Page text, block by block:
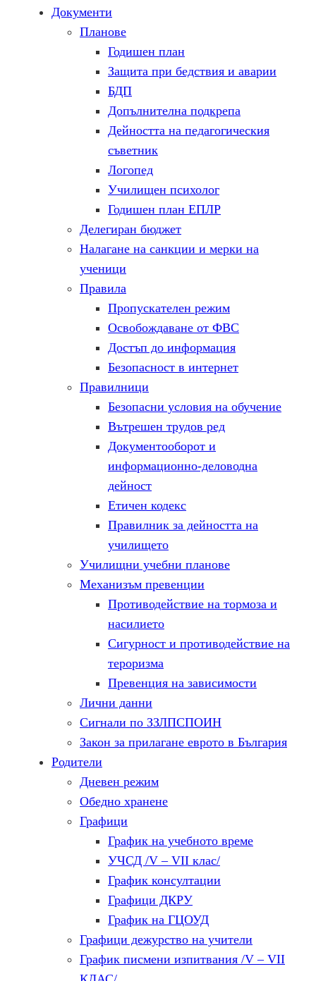
Документи
Планове
Годишен план
Защита при бедствия и аварии
БДП
Допълнителна подкрепа
Дейността на педагогическия
съветник
Логопед
Училищен психолог
Годишен план ЕПЛР
Делегиран бюджет
Налагане на санкции и мерки на
ученици
Правила
Пропускателен режим
Освобождаване от ФВС
Достъп до информация
Безопасност в интернет
Правилници
Безопасни условия на обучение
Вътрешен трудов ред
Документооборот и
информационно-деловодна
дейност
Етичен кодекс
Правилник за дейността на
училището
Училищни учебни планове
Механизъм превенции
Противодействие на тормоза и
насилието
Сигурност и противодействие на
тероризма
Превенция на зависимости
Лични данни
Сигнали по ЗЗЛПСПОИН
Закон за прилагане еврото в България
Родители
Дневен режим
Обедно хранене
Графици
График на учебното време
УЧСД /V – VII клас/
График консултации
Графици ДКРУ
График на ГЦОУД
Графици дежурство на учители
График писмени изпитвания /V – VII